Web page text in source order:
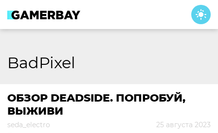
content
BadPixel
ОБЗОР DEADSIDE. ПОПРОБУЙ,
ВЫЖИВИ
seda_electro 25 августа 2023